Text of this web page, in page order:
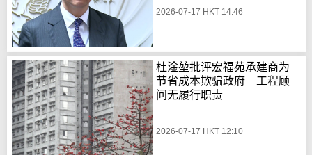
2026-07-17 HKT 14:46
杜淦堃批评宏福苑承建商为
节省成本欺骗政府 工程顾
问无履行职责
2026-07-17 HKT 12:10